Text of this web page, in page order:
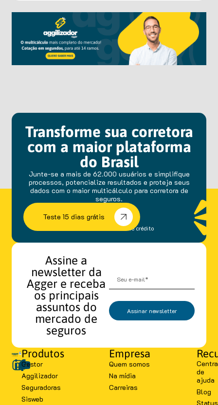
Transforme sua corretora
com a maior plataforma
do Brasil
Junte-se a mais de 62.000 usuários e simplifique
processos, potencialize resultados e proteja seus
dados com o maior multicálculo para corretora de
seguros.
Teste 15 dias grátis
sem fidelidade e cartão de crédito
Assine a
newsletter da
Agger e receba
os principais
assuntos do
mercado de
seguros
Assinar newsletter
Produtos
Gestor
Aggilizador
Seguradoras
Sisweb
Empresa
Quem somos
Na mídia
Carreiras
de
ajuda
Blog
Status